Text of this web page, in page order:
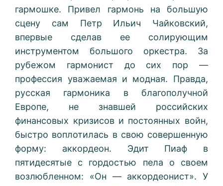
гармошке. Привел гармонь на большую
сцену сам Петр Ильич Чайковский,
впервые сделав ее солирующим
инструментом большого оркестра. За
рубежом гармонист до сих пор —
профессия уважаемая и модная. Правда,
русская гармоника в благополучной
Европе, не знавшей российских
финансовых кризисов и постоянных войн,
быстро воплотилась в свою совершенную
форму: аккордеон. Эдит Пиаф в
пятидесятые с гордостью пела о своем
возлюбленном: «Он — аккордеонист». У